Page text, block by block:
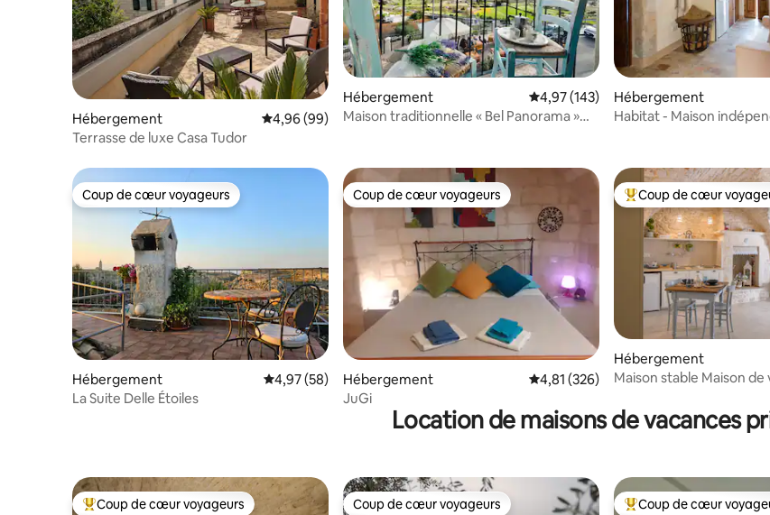
Hébergement Évaluation moyenne sur la base de 99 commentaires : 4,96 sur 5
4,96 (99)
Terrasse de luxe Casa Tudor
Hébergement Évaluation moyenne sur la base de
4,97 (143)
Maison traditionnelle « Bel Panorama »
Hébergement
Habitat - Maison
Coup de cœur voyageurs
Coup de cœur voyageurs
Hébergement Évaluation moyenne sur la base de 58 commentaires : 4,97 sur 5
4,97 (58)
La Suite Delle Étoiles
Coup de cœur voyageurs
Coup de cœur voyageurs
Hébergement Évaluation moyenne sur la base de
4,81 (326)
JuGi
Coups de cœur
Coup de cœur
Hébergement
Maison stable Maison de
Location de maisons de vacances
Coup de cœur voyageurs Coup de cœur voyageurs Coup de cœur